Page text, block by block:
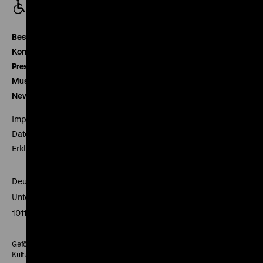
Besucherservice
Kontakt
Presse
Museumsverein
Newsletter
Impressum
Datenschutz
Erklärung digitale Barrierefreiheit
Deutsches Historisches Museum
Unter den Linden 2
10117 Berlin
Gefördert mit Mitteln des Beauftragten der Bundesregierung für
Kultur und Medien